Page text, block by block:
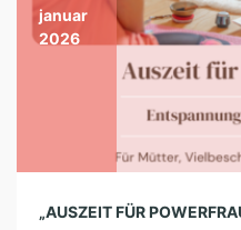
januar
2026
„AUSZEIT FÜR